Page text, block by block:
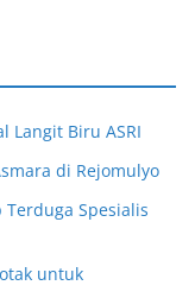
Langit Biru ASRI
di Rejomulyo
Terduga Spesialis
untuk